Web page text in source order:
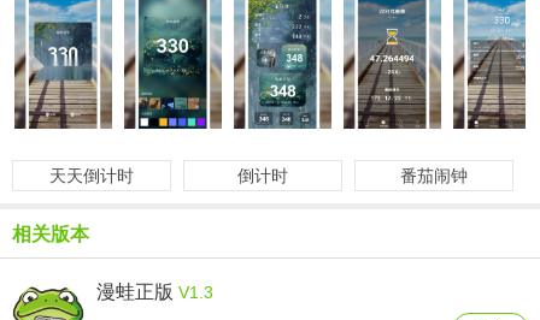
天天倒计时 倒计时 番茄闹钟
相关版本
漫蛙正版 V1.3